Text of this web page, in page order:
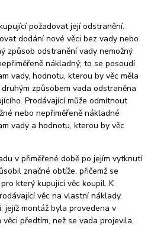
požadovat její odstranění.
dodání nové věci bez vady nebo
způsob odstranění vady nemožný
nákladný; to se posoudí
vady, hodnotu, kterou by věc měla
způsobem vada odstraněna
Prodávající může odmítnout
nebo nepřiměřeně nákladné
vady a hodnotu, kterou by věc
v přiměřené době po jejím vytknutí
značné obtíže, přičemž se
který kupující věc koupil. K
věc na vlastní náklady.
jejíž montáž byla provedena v
předtím, než se vada projevila,